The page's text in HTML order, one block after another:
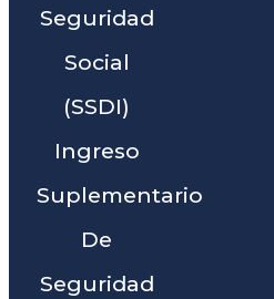
Seguridad
Social
(SSDI)
Ingreso
Suplementario
De
Seguridad